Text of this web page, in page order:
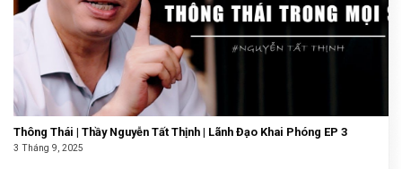
Thông Thái | Thầy Nguyễn Tất Thịnh | Lãnh Đạo Khai Phóng EP 3
3 Tháng 9, 2025